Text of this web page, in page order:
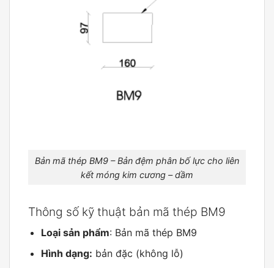
Bản mã thép BM9 – Bản đệm phân bố lực cho liên
kết móng kim cương – dầm
Thông số kỹ thuật bản mã thép BM9
Loại sản phẩm: Bản mã thép BM9
Hình dạng: bản đặc (không lỗ)